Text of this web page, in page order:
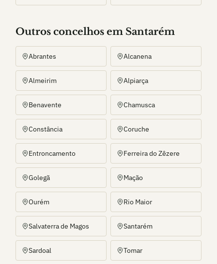
Outros concelhos em Santarém
Abrantes Alcanena
Almeirim Alpiarça
Benavente Chamusca
Constância Coruche
Entroncamento Ferreira do Zêzere
Golegã Mação
Ourém Rio Maior
Salvaterra de Magos Santarém
Sardoal Tomar